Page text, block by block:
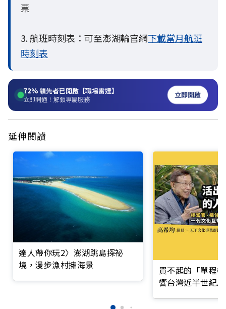
票
3. 航班時刻表：可至澎湖輪官網下載當月航班
時刻表
72%領先者已開啟【職場雷達】
立即開通！解鎖專屬服務 立即開啟
延伸閱讀
達人帶你玩2〉澎湖跳島探祕
境，漫步漁村擁海景
買不起的「單程
響台灣近半世紀